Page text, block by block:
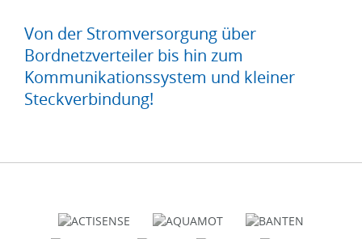
Von der Stromversorgung über
Bordnetzverteiler bis hin zum
Kommunikationssystem und kleiner
Steckverbindung!